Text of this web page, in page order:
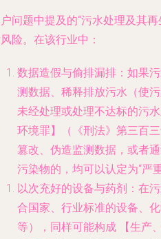
问题中提及的“污水处理及其
险。在该行业中：
数据造假与偷排漏排 ：如果
测数据、稀释排放污水（使
未经处理或处理不达标的污
环境罪】
（《刑法》第三百
篡改、伪造监测数据，或者
污染物的，均可以认定为“严
以次充好的设备与药剂 ：在
合国家、行业标准的设备、
等），同样可能构成
【生产